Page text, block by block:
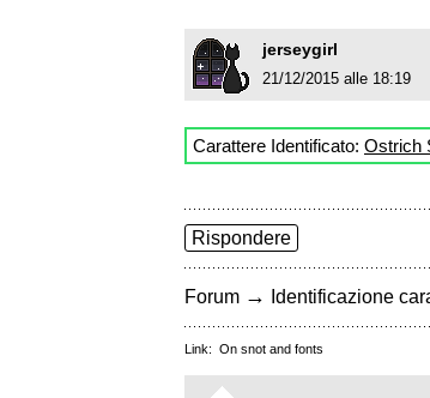
jerseygirl
21/12/2015 alle 18:19
Carattere Identificato: Ostrich
Rispondere
Forum → Identificazione
Link: On snot and fonts